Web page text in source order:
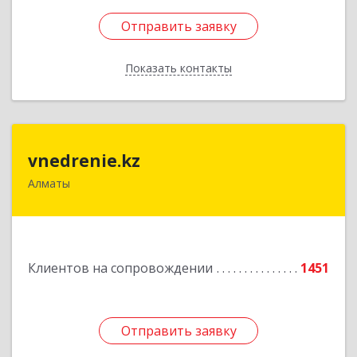
Отправить заявку
Показать контакты
Отправить заявку
Назад
vnedrenie.kz
Алматы
Клиентов на сопровождении 1451
Отправить заявку
Казахстан, г.Алматы, ул.Прокофьева 45-56
Отправить заявку